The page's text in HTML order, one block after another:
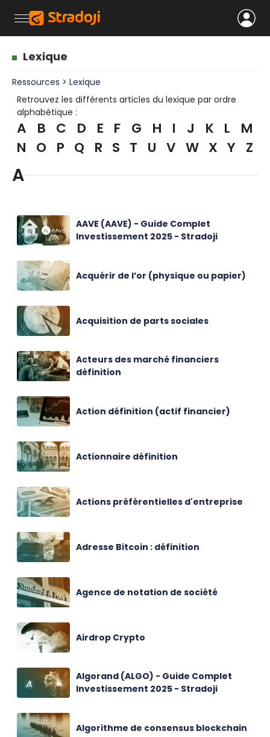
Lexique
Ressources > Lexique
Retrouvez les différents articles du lexique par ordre
alphabétique :
A B C D E F G H I J K L
M
N
O P Q R S T U V W X Y Z
A
AAVE (AAVE) - Guide Complet
Investissement 2025 - Stradoji
Acquérir de l’or (physique ou papier)
Acquisition de parts sociales
Acteurs des marché financiers
définition
Action définition (actif financier)
Actionnaire définition
Actions préférentielles d'entreprise
Adresse Bitcoin : définition
Agence de notation de société
Airdrop Crypto
Algorand (ALGO) - Guide Complet
Investissement 2025 - Stradoji
Algorithme de consensus blockchain